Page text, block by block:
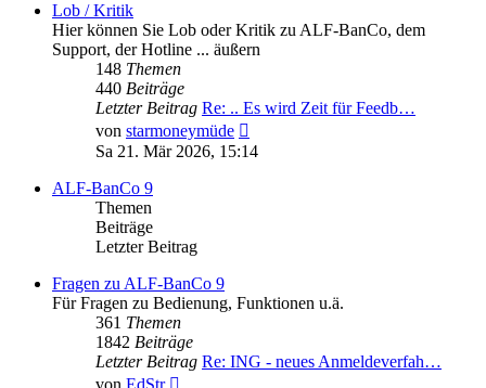
Lob / Kritik
Hier können Sie Lob oder Kritik zu ALF-BanCo, dem
Support, der Hotline ... äußern
148 Themen
440 Beiträge
Letzter Beitrag Re: .. Es wird Zeit für Feedb…
von starmoneymüde
Beitrag
Sa 21. Mär 2026, 15:14
ALF-BanCo 9
Themen
Beiträge
Letzter Beitrag
Fragen zu ALF-BanCo 9
Für Fragen zu Bedienung, Funktionen u.ä.
361 Themen
1842 Beiträge
Letzter Beitrag Re: ING - neues Anmeldeverfah…